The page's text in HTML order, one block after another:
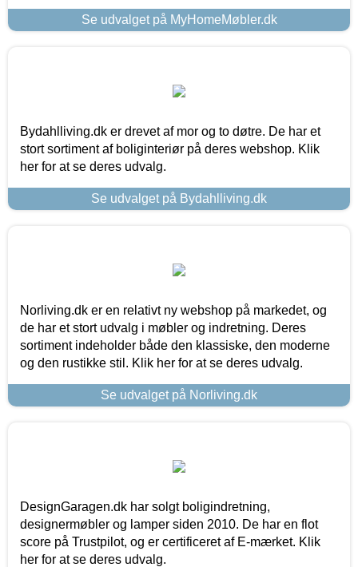
Se udvalget på MyHomeMøbler.dk
Bydahlliving.dk er drevet af mor og to døtre. De har et
stort sortiment af boliginteriør på deres webshop. Klik
her for at se deres udvalg.
Se udvalget på Bydahlliving.dk
Norliving.dk er en relativt ny webshop på markedet, og
de har et stort udvalg i møbler og indretning. Deres
sortiment indeholder både den klassiske, den moderne
og den rustikke stil. Klik her for at se deres udvalg.
Se udvalget på Norliving.dk
DesignGaragen.dk har solgt boligindretning,
designermøbler og lamper siden 2010. De har en flot
score på Trustpilot, og er certificeret af E-mærket. Klik
her for at se deres udvalg.